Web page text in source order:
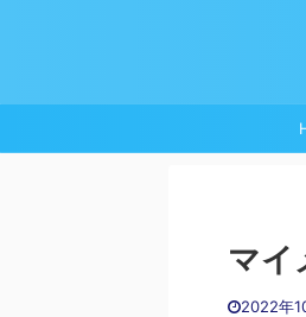
マイ
2022年